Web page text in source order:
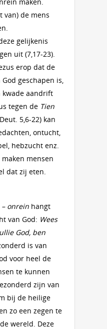
van) de mens
gelijkenis
uit (7,17-23).
erop dat de
geschapen is,
kwade aandrift
tegen de Tien
5,6-22) kan
ontucht,
hebzucht enz.
maken mensen
dat zij eten.
onrein hangt
van God: Wees
God, ben
is van
voor heel de
te kunnen
zijn van
bij de heilige
zo een zegen te
wereld. Deze